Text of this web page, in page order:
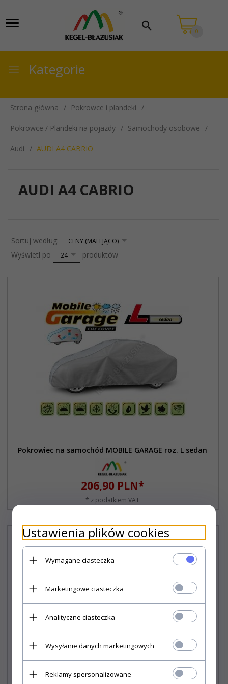
0
Kategorie
Strona główna Pokrowce i plandeki
Pokrowce / Plandeki na pojazdy Samochody osobowe
Audi AUDI A4 CABRIO
AUDI A4 CABRIO
Sortuj według: sortCENY (MALEJĄCO)
Wyświetl po pop24 produktów
Pokrowiec na samochód MOBILE GARAGE roz. L sedan
206,90 PLN*
* z podatkiem VAT
Ustawienia plików cookies
Wymagane ciasteczka
Marketingowe ciasteczka
Analityczne ciasteczka
Wysyłanie danych marketingowych
Reklamy spersonalizowane